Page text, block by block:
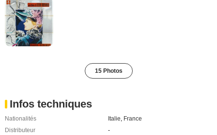
15 Photos
Infos techniques
Nationalités Italie France
Distributeur
-